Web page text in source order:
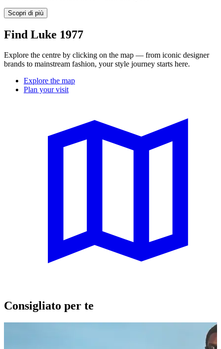
Scopri di più
Find Luke 1977
Explore the centre by clicking on the map — from iconic designer
brands to mainstream fashion, your style journey starts here.
Explore the map
Plan your visit
Consigliato per te